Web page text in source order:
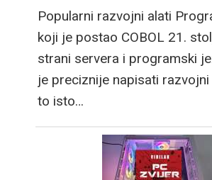
Popularni razvojni alati
koji je postao COBOL 21.
strani servera i programski
je preciznije napisati
to isto…